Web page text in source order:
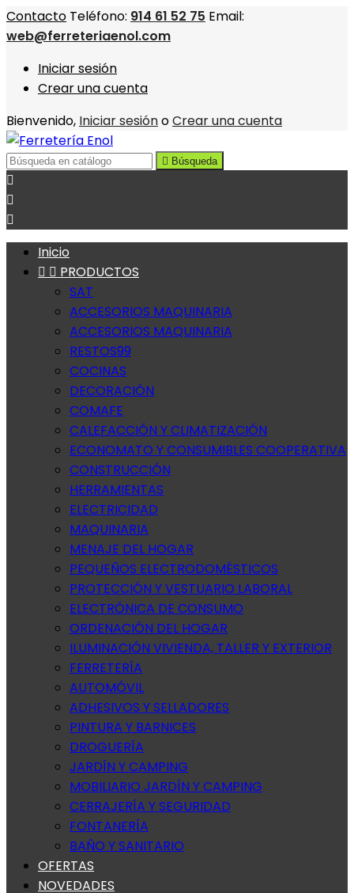
Contacto Teléfono: 914 61 52 75 Email:
web@ferreteriaenol.com
Iniciar sesión
Crear una cuenta
Bienvenido, Iniciar sesiónoCrear una cuenta
 Búsqueda



Inicio
  PRODUCTOS
SAT
ACCESORIOS MAQUINARIA
ACCESORIOS MAQUINARIA
RESTOS99
COCINAS
DECORACIÓN
COMAFE
CALEFACCIÓN Y CLIMATIZACIÓN
ECONOMATO Y CONSUMIBLES COOPERATIVA
CONSTRUCCIÓN
HERRAMIENTAS
ELECTRICIDAD
MAQUINARIA
MENAJE DEL HOGAR
PEQUEÑOS ELECTRODOMÉSTICOS
PROTECCIÓN Y VESTUARIO LABORAL
ELECTRÓNICA DE CONSUMO
ORDENACIÓN DEL HOGAR
ILUMINACIÓN VIVIENDA, TALLER Y EXTERIOR
FERRETERÍA
AUTOMÓVIL
ADHESIVOS Y SELLADORES
PINTURA Y BARNICES
DROGUERÍA
JARDÍN Y CAMPING
MOBILIARIO JARDÍN Y CAMPING
CERRAJERÍA Y SEGURIDAD
FONTANERÍA
BAÑO Y SANITARIO
OFERTAS
NOVEDADES